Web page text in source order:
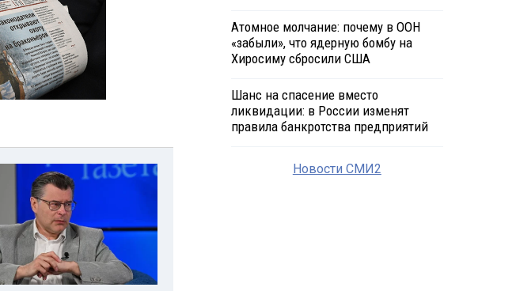
Атомное молчание: почему в ООН
«забыли», что ядерную бомбу на
Хиросиму сбросили США
Шанс на спасение вместо
ликвидации: в России изменят
правила банкротства предприятий
Новости СМИ2